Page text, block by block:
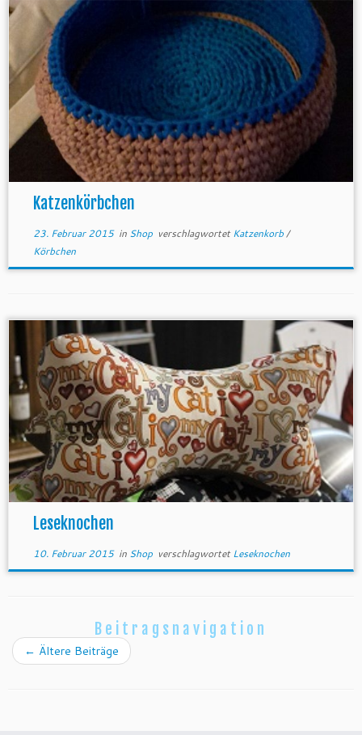
Katzenkörbchen
23. Februar 2015in Shop verschlagwortetKatzenkorb/
Körbchen
Leseknochen
10. Februar 2015in Shop verschlagwortetLeseknochen
Beitragsnavigation
← Ältere Beiträge